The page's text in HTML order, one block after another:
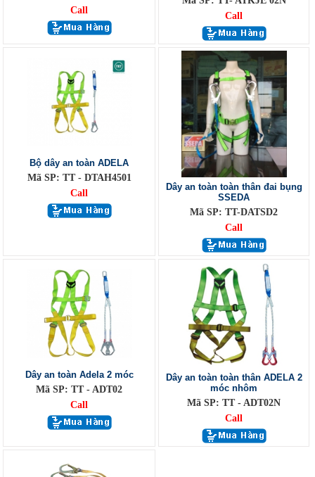
Call
Call
Bộ dây an toàn ADELA
Mã SP: TT - DTAH4501
Call
Dây an toàn toàn thân đai bụng
SSEDA
Mã SP: TT-DATSD2
Call
Dây an toàn Adela 2 móc
Mã SP: TT - ADT02
Call
Dây an toàn toàn thân ADELA 2
móc nhôm
Mã SP: TT - ADT02N
Call